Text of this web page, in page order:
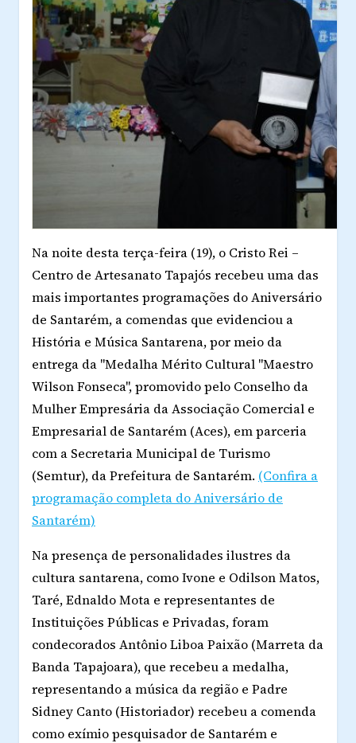
Na noite desta terça-feira (19), o Cristo Rei –
Centro de Artesanato Tapajós recebeu uma das
mais importantes programações do Aniversário
de Santarém, a comendas que evidenciou a
História e Música Santarena, por meio da
entrega da "Medalha Mérito Cultural "Maestro
Wilson Fonseca", promovido pelo Conselho da
Mulher Empresária da Associação Comercial e
Empresarial de Santarém (Aces), em parceria
com a Secretaria Municipal de Turismo
(Semtur), da Prefeitura de Santarém. (Confira a
programação completa do Aniversário de
Santarém)
Na presença de personalidades ilustres da
cultura santarena, como Ivone e Odilson Matos,
Taré, Ednaldo Mota e representantes de
Instituições Públicas e Privadas, foram
condecorados Antônio Liboa Paixão (Marreta da
Banda Tapajoara), que recebeu a medalha,
representando a música da região e Padre
Sidney Canto (Historiador) recebeu a comenda
como exímio pesquisador de Santarém e